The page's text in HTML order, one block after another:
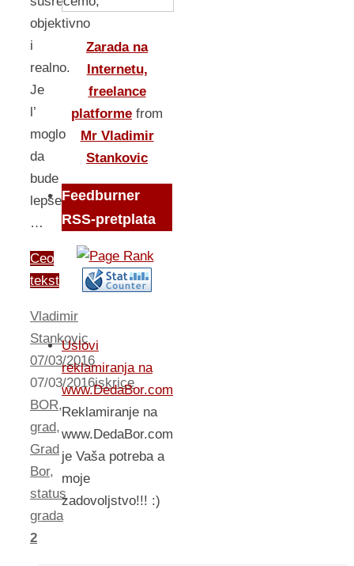
objektivno
i
realno.
Je
l’
moglo
da
bude
lepše,
…
Ceo
tekst
Vladimir
Stankovic
07/03/2016
07/03/2016iskrice
BOR,
grad,
Grad
Bor,
status
grada
2
Zarada na
Internetu,
freelance
platforme from
Mr Vladimir
Stankovic
Feedburner
RSS-pretplata
Uslovi
reklamiranja na
www.DedaBor.com
Reklamiranje na
www.DedaBor.com
je Vaša potreba a
moje
zadovoljstvo!!! :)